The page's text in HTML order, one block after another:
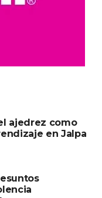
ajedrez como
en Jalpa